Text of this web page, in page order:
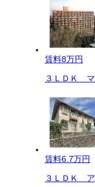
賃料8万円
３ＬＤＫ マ
賃料6.7万円
３ＬＤＫ ア